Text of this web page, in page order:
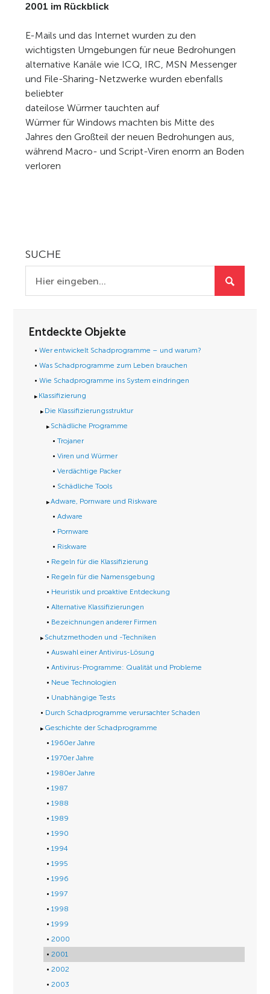
2001 im Rückblick
E-Mails und das Internet wurden zu den
wichtigsten Umgebungen für neue Bedrohungen
alternative Kanäle wie ICQ, IRC, MSN Messenger
und File-Sharing-Netzwerke wurden ebenfalls
beliebter
dateilose Würmer tauchten auf
Würmer für Windows machten bis Mitte des
Jahres den Großteil der neuen Bedrohungen aus,
während Macro- und Script-Viren enorm an Boden
verloren
SUCHE
Entdeckte Objekte
Wer entwickelt Schadprogramme – und warum?
Was Schadprogramme zum Leben brauchen
Wie Schadprogramme ins System eindringen
Klassifizierung
Die Klassifizierungsstruktur
Schädliche Programme
Trojaner
Viren und Würmer
Verdächtige Packer
Schädliche Tools
Adware, Pornware und Riskware
Adware
Pornware
Riskware
Regeln für die Klassifizierung
Regeln für die Namensgebung
Heuristik und proaktive Entdeckung
Alternative Klassifizierungen
Bezeichnungen anderer Firmen
Schutzmethoden und -Techniken
Auswahl einer Antivirus-Lösung
Antivirus-Programme: Qualität und Probleme
Neue Technologien
Unabhängige Tests
Durch Schadprogramme verursachter Schaden
Geschichte der Schadprogramme
1960er Jahre
1970er Jahre
1980er Jahre
1987
1988
1989
1990
1994
1995
1996
1997
1998
1999
2000
2001
2002
2003